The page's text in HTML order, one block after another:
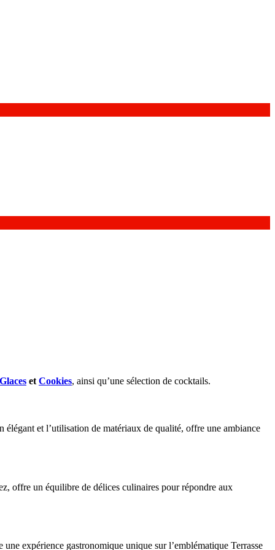
Glaces et Cookies, ainsi qu’une sélection de cocktails.
et l’utilisation de matériaux de qualité, offre une ambiance
offre un équilibre de délices culinaires pour répondre aux
expérience gastronomique unique sur l’emblématique Terrasse